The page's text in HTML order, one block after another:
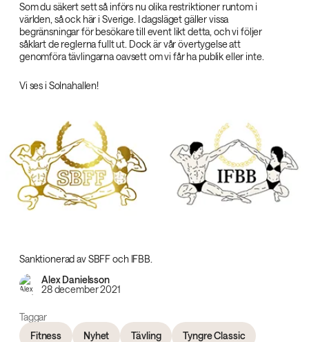
Som du säkert sett så införs nu olika restriktioner runtom i
världen, så ock här i Sverige. I dagsläget gäller vissa
begränsningar för besökare till event likt detta, och vi följer
såklart de reglerna fullt ut. Dock är vår övertygelse att
genomföra tävlingarna oavsett om vi får ha publik eller inte.
Vi ses i Solnahallen!
Sanktionerad av SBFF och IFBB.
Alex Danielsson
28 december 2021
Taggar
Fitness
Nyhet Tävling Tyngre Classic